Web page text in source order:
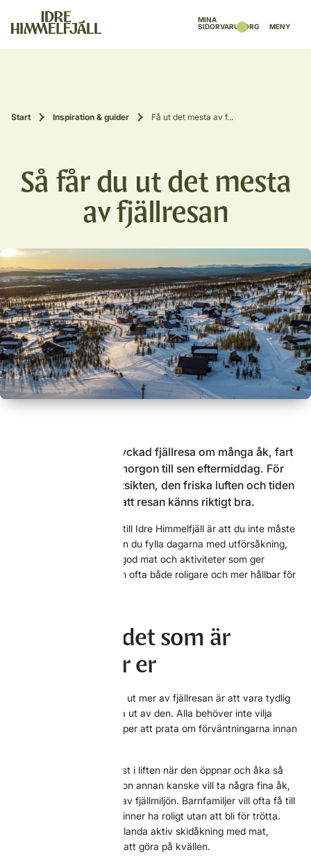
MINA
SIDORVARUKORG MENY
Start Inspiration & guider Få ut det mesta av f...
Så får du ut det mesta
av fjällresan
För vissa handlar en lyckad fjällresa om många åk, fart
och utmaningar från morgon till sen eftermiddag. För
andra är det lugnet, utsikten, den friska luften och tiden
tillsammans som gör att resan känns riktigt bra.
Det fina med en fjällresa till Idre Himmelfjäll är att du inte måste
välja bara en sak. Här kan du fylla dagarna med utförsåkning,
men också med pauser, god mat och aktiviteter som ger
variation. Då blir vistelsen ofta både roligare och mer hållbar för
Börja med det som är
viktigast för er
Det enklaste sättet att få ut mer av fjällresan är att vara tydlig
med vad ni faktiskt vill ha ut av den. Alla behöver inte vilja
samma sak, men det hjälper att prata om förväntningarna innan
Någon kanske vill stå först i liften när den öppnar och åka så
mycket som möjligt. Någon annan kanske vill ta några fina åk,
äta lång lunch och njuta av fjällmiljön. Barnfamiljer vill ofta få till
en bra rytm där barnen hinner ha roligt utan att bli för trötta.
Kompisgäng vill kanske blanda aktiv skidåkning med mat,
umgänge och något mer att göra på kvällen.